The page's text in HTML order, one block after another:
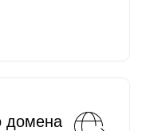
домена